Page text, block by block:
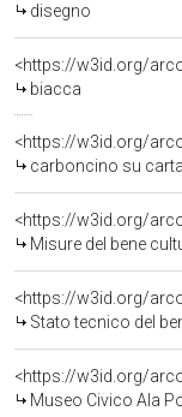
disegno
<https://w3id.org/
biacca
<https://w3id.org/
carboncino su
<https://w3id.org/
Misure del bene
<https://w3id.org/
Stato tecnico del
Museo Civico Ala